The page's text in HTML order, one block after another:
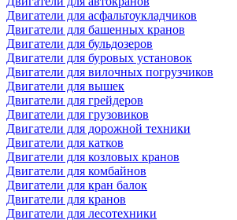
Двигатели для асфальтоукладчиков
Двигатели для башенных кранов
Двигатели для бульдозеров
Двигатели для буровых установок
Двигатели для вилочных погрузчиков
Двигатели для вышек
Двигатели для грейдеров
Двигатели для грузовиков
Двигатели для дорожной техники
Двигатели для катков
Двигатели для козловых кранов
Двигатели для комбайнов
Двигатели для кран балок
Двигатели для кранов
Двигатели для лесотехники